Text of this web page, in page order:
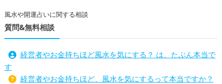
風水や開運占いに関する相談
質問&無料相談
経営者やお金持ちほど風水を気にする？ は、たぶん本当で
す
経営者やお金持ちほど、風水を気にするって本当ですか？